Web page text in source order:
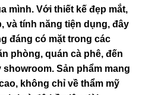
mình. Với thiết kế đẹp mắt,
và tính năng tiện dụng, đây
đáng có mặt trong các
phòng, quán cà phê, đến
showroom. Sản phẩm mang
không chỉ về thẩm mỹ